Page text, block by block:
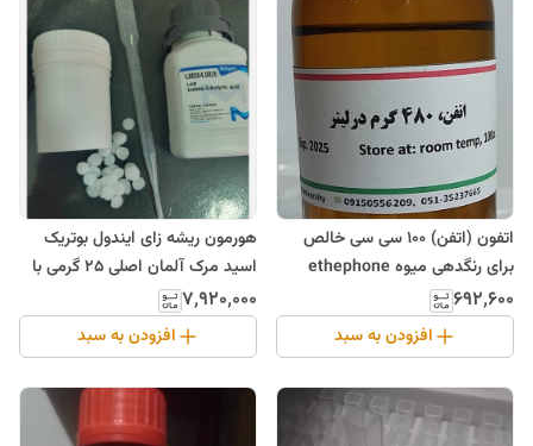
اتفون (اتفن) 100 سی سی خالص
برای رنگدهی میوه ethephone
۶۹۲٬۶۰۰
افزودن به سبد
هورمون ریشه زای ایندول بوتریک
اسید مرک آلمان اصلی 25 گرمی با
حلال رایگان
۷٬۹۲۰٬۰۰۰
افزودن به سبد